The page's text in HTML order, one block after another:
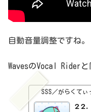
自動音量調整ですね。
WavesのVocal Riderと
SSS／がらくてぃ
２２